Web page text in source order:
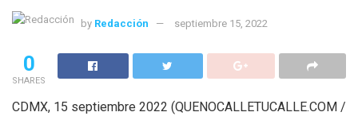
by Redacción septiembre 15, 2022
0
SHARES
CDMX, 15 septiembre 2022 (QUENOCALLETUCALLE.COM /